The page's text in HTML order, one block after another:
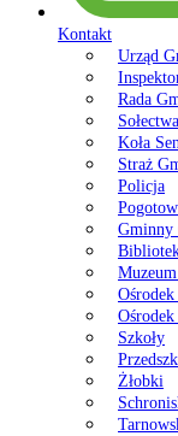
Kontakt
Urząd
Rada
Sołectwa
Koła
Straż
Policja
Gminny
Ośrodek
Szkoły
Żłobki